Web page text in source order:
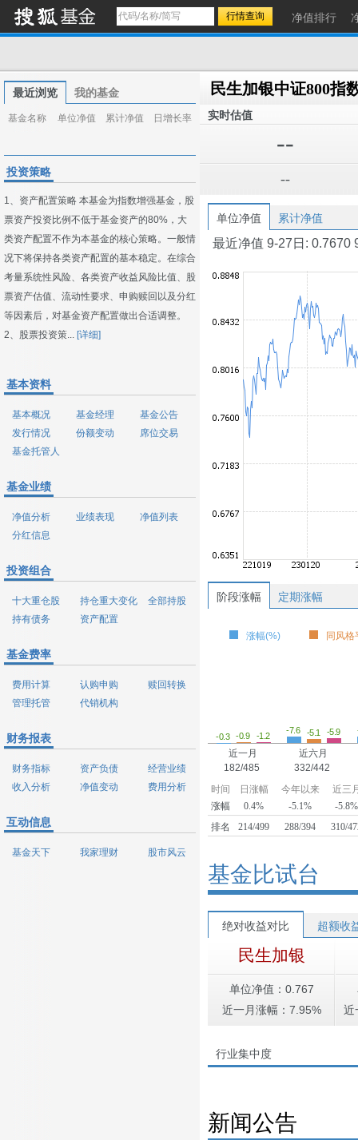
净值排行
最近浏览 我的基金
基金名称 单位净值 累计净值 日增长率
投资策略
1、资产配置策略 本基金为指数增强基金，股
票资产投资比例不低于基金资产的80%，大
类资产配置不作为本基金的核心策略。一般情
况下将保持各类资产配置的基本稳定。在综合
考量系统性风险、各类资产收益风险比值、股
票资产估值、流动性要求、申购赎回以及分红
等因素后，对基金资产配置做出合适调整。
2、股票投资策... [详细]
基本资料
基本概况 基金经理
基金公告
发行情况
份额变动
席位交易
基金托管人
基金业绩
净值分析 业绩表现
净值列表
分红信息
投资组合
十大重仓股 持仓重大变化
全部持股
持有债务
资产配置
基金费率
费用计算 认购申购
赎回转换
管理托管
代销机构
财务报表
财务指标 资产负债
经营业绩
收入分析
净值变动 费用分析
互动信息
基金天下 我家理财 股市风云
实时估值
--
--
单位净值 累计净值
最近净值 9-27日: 0.7670
阶段涨幅 定期涨幅
涨幅(%) 同风格
-0.3 -0.9 -1.2
近一月
182/485
-7.6 -5.1 -5.9
近六月
332/442
时间 日涨幅 今年以来
近三
涨幅
0.4% -5.1%
-5.8%
排名
214/499 288/394 310/
基金比试台
绝对收益对比 超额收
民生加银
单位净值：0.767
近一月涨幅：7.95%
近
行业集中度
新闻公告